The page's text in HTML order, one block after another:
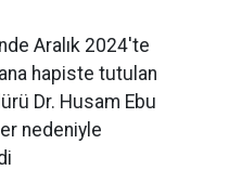
Aralık 2024'te
hapiste tutulan
Dr. Husam Ebu
nedeniyle